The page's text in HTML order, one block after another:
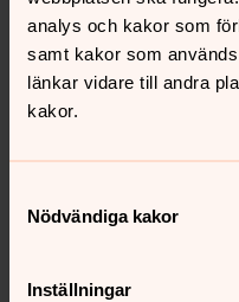
analys och kakor som
samt kakor som
länkar vidare till andra
kakor.
Nödvändiga kakor
Inställningar